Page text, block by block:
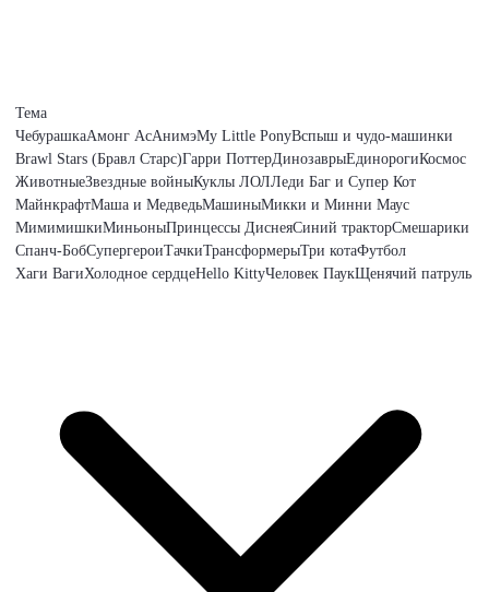
Тема
ЧебурашкаАмонг АсАнимэMy Little PonyВспыш и чудо-машинки
Brawl Stars (Бравл Старс)Гарри ПоттерДинозаврыЕдинорогиКосмос
ЖивотныеЗвездные войныКуклы ЛОЛЛеди Баг и Супер Кот
МайнкрафтМаша и МедведьМашиныМикки и Минни Маус
МимимишкиМиньоныПринцессы ДиснеяСиний тракторСмешарики
Спанч-БобСупергероиТачкиТрансформерыТри котаФутбол
Хаги ВагиХолодное сердцеHello KittyЧеловек ПаукЩенячий патруль